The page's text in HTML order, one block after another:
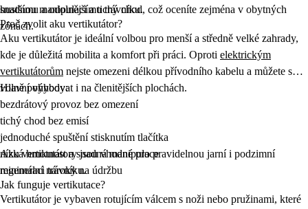
snadnou manipulaci a tichý chod, což oceníte zejména v obytných
zónách.
hustšímu a odolnějšímu trávníku.
Proč zvolit aku vertikutátor?
Aku vertikutátor je ideální volbou pro menší a středně velké zahrady,
kde je důležitá mobilita a komfort při práci. Oproti elektrickým
vertikutátorům nejste omezeni délkou přívodního kabelu a můžete se
volně pohybovat i na členitějších plochách.
Hlavní výhody:
bezdrátový provoz bez omezení
tichý chod bez emisí
jednoduché spuštění stisknutím tlačítka
nízká hmotnost a snadná manipulace
minimální nároky na údržbu
Aku vertikutátory jsou vhodné pro pravidelnou jarní i podzimní
regeneraci trávníku.
Jak funguje vertikutace?
Vertikutátor je vybaven rotujícím válcem s noži nebo pružinami, které